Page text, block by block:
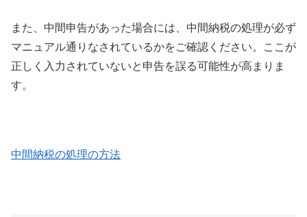
また、中間申告があった場合には、中間納税の処理が必ず
マニュアル通りなされているかをご確認ください。ここが
正しく入力されていないと申告を誤る可能性が高まりま
す。
中間納税の処理の方法